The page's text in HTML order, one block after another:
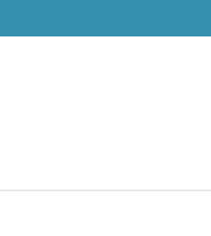
Hauptinhalt